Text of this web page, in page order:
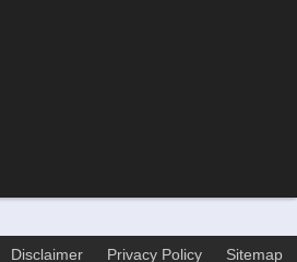
Disclaimer Privacy Policy Sitemap